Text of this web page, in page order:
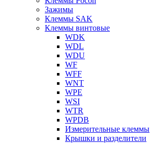
Зажимы
Клеммы SAK
Клеммы винтовые
WDK
WDL
WDU
WF
WFF
WNT
WPE
WSI
WTR
WPDB
Измерительные клеммы
Крышки и разделители